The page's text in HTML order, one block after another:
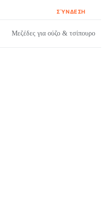
ΣΎΝΔΕΣΗ
Μεζέδες για ούζο & τσίπουρο